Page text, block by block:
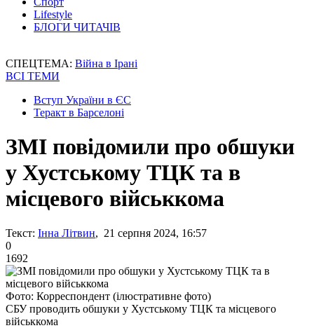
Lifestyle
БЛОГИ ЧИТАЧІВ
СПЕЦТЕМА: Війна в Ірані
ВСІ ТЕМИ
Вступ України в ЄС
Теракт в Барселоні
ЗМІ повідомили про обшуки
у Хустському ТЦК та в
місцевого військкома
Текст: Інна Літвин, 21 серпня 2024, 16:57
0
1692
Фото: Корреспондент (ілюстративне фото)
СБУ проводить обшуки у Хустському ТЦК та місцевого
військкома